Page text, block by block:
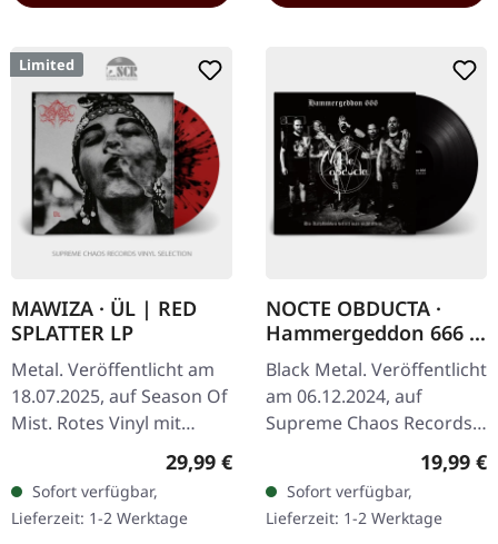
Limited
MAWIZA · ÜL | RED
SPLATTER LP
Metal. Veröffentlicht am
18.07.2025, auf Season Of
Mist. Rotes Vinyl mit
schwarzen Splattern im
Gatefold-Cover mit
beidseitigem Inlay.
Limitiert auf…
Regulärer Preis:
29,99 €
Sofort verfügbar,
Lieferzeit: 1-2 Werktage
NOCTE OBDUCTA ·
Hammergeddon 666 |
BLACK LP
Black Metal. Veröffentlicht
am 06.12.2024, auf
Supreme Chaos Records.
Schwarzes Vinyl mit
Spezifikationen: ·
Schweres, mattes Cover…
19,99 €
Sofort verfügbar,
Lieferzeit: 1-2 Werktage